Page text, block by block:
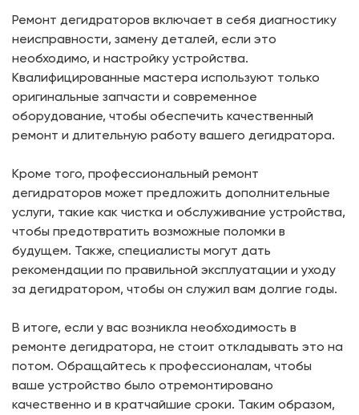
Ремонт дегидраторов включает в себя диагностику
неисправности, замену деталей, если это
необходимо, и настройку устройства.
Квалифицированные мастера используют только
оригинальные запчасти и современное
оборудование, чтобы обеспечить качественный
ремонт и длительную работу вашего дегидратора.
Кроме того, профессиональный ремонт
дегидраторов может предложить дополнительные
услуги, такие как чистка и обслуживание устройства,
чтобы предотвратить возможные поломки в
будущем. Также, специалисты могут дать
рекомендации по правильной эксплуатации и уходу
за дегидратором, чтобы он служил вам долгие годы.
В итоге, если у вас возникла необходимость в
ремонте дегидратора, не стоит откладывать это на
потом. Обращайтесь к профессионалам, чтобы
ваше устройство было отремонтировано
качественно и в кратчайшие сроки. Таким образом,